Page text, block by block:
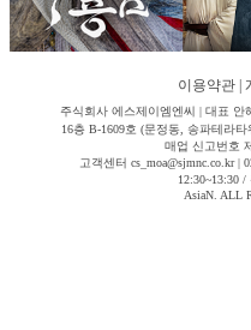
이용약관
주식회사 에스제이엠엔씨 | 대표 안
16층 B-1609호 (문정동, 송파테라
매업 신고번호
고객센터 cs_moa@sjmnc.co.kr |
12:30~13:30
AsiaN. ALL